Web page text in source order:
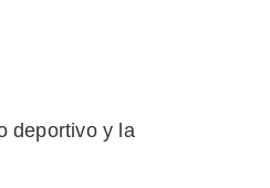
deportivo y la